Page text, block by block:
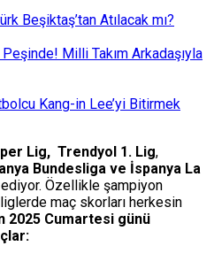
Beşiktaş’tan Atılacak mı?
Peşinde! Milli Takım Arkadaşıyla
Kang-in Lee’yi Bitirmek
Lig, Trendyol 1. Lig,
Bundesliga ve İspanya La
ediyor. Özellikle şampiyon
liglerde maç skorları herkesin
2025 Cumartesi günü